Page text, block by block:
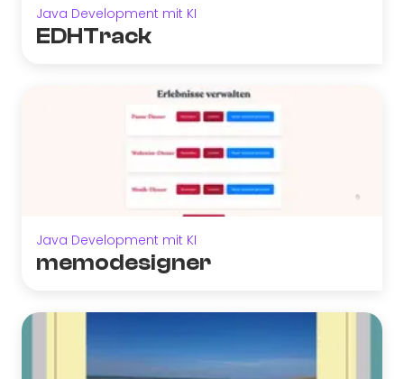
Java Development mit KI
EDHTrack
Java Development mit KI
memodesigner